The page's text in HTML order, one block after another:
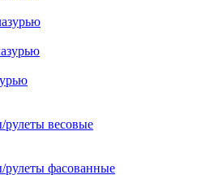
весовые
фасованные